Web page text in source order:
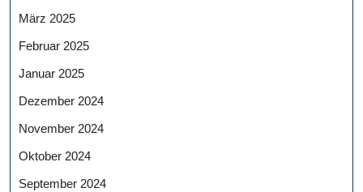
März 2025
Februar 2025
Januar 2025
Dezember 2024
November 2024
Oktober 2024
September 2024